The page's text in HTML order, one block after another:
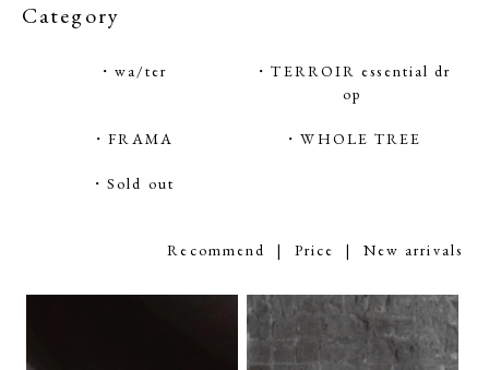
Category
・wa/ter
・TERROIR essential dr
op
・FRAMA ・WHOLE TREE
・Sold out
Recommend | Price | New arrivals